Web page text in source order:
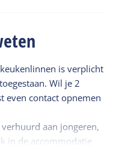
is verplicht
Wil je 2
even contact opnemen
aan jongeren,
in de accommodatie